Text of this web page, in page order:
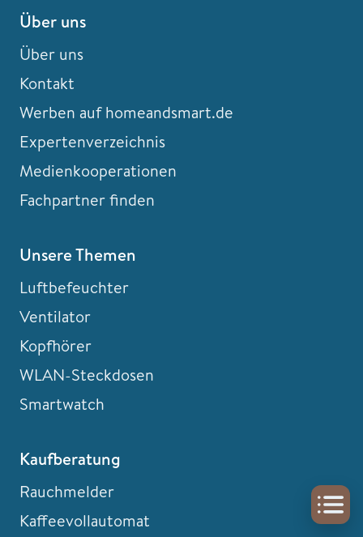
Über uns
Über uns
Kontakt
Werben auf homeandsmart.de
Expertenverzeichnis
Medienkooperationen
Fachpartner finden
Unsere Themen
Luftbefeuchter
Ventilator
Kopfhörer
WLAN-Steckdosen
Smartwatch
Kaufberatung
Rauchmelder
Kaffeevollautomat